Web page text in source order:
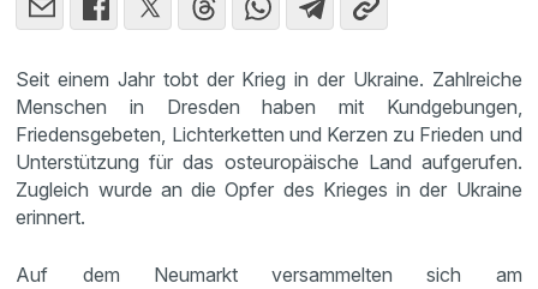
Seit einem Jahr tobt der Krieg in der Ukraine. Zahlreiche
Menschen in Dresden haben mit Kundgebungen,
Friedensgebeten, Lichterketten und Kerzen zu Frieden und
Unterstützung für das osteuropäische Land aufgerufen.
Zugleich wurde an die Opfer des Krieges in der Ukraine
erinnert.
Auf dem Neumarkt versammelten sich am